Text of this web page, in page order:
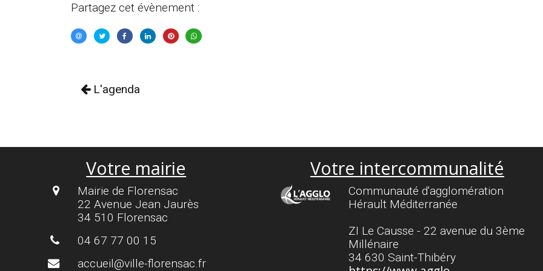
Partagez cet évènement :
L'agenda
Votre mairie
Mairie de Florensac
22 Avenue Jean Jaurès
34 510 Florensac
04 67 77 00 15
accueil@ville-florensac.fr
Votre intercommunalité
Communauté d'agglomération
Hérault Méditerranée
ZI Le Causse - 22 avenue du 3ème
Millénaire
34 630 Saint-Thibéry